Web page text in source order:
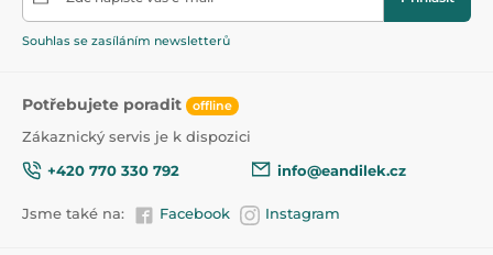
vyroben ze 100% vysoce kvalitního potravinářského
silikonu. Čtyři přihrádky usnadňují porcování a třídění
je flexibilní, odolné a nerozbitné, což je pro malé děti
velmi důležité. Lze mýt v myčce a ohřívat v mikrovlnné
troubě.
osvědčených a bezpečných materiálů. Vyrobeno bez
Souhlas se zasíláním newsletterů
Potřebujete poradit offline
Zákaznický servis je k dispozici
+420 770 330 792
info@eandilek.cz
Jsme také na: Facebook Instagram